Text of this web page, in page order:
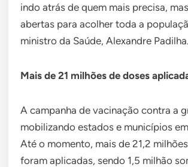
indo atrás de quem mais precisa,
abertas para acolher toda a
ministro da Saúde, Alexandre Padilha.
Mais de 21 milhões de doses
A campanha de vacinação contra a
mobilizando estados e municípios
Até o momento, mais de 21,2
foram aplicadas, sendo 1,5 milhão